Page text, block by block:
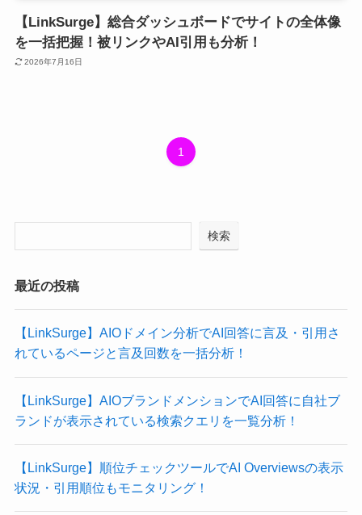
【LinkSurge】総合ダッシュボードでサイトの全体像
を一括把握！被リンクやAI引用も分析！
2026年7月16日
1
検索
最近の投稿
【LinkSurge】AIOドメイン分析でAI回答に言及・引用さ
れているページと言及回数を一括分析！
【LinkSurge】AIOブランドメンションでAI回答に自社ブ
ランドが表示されている検索クエリを一覧分析！
【LinkSurge】順位チェックツールでAI Overviewsの表示
状況・引用順位もモニタリング！